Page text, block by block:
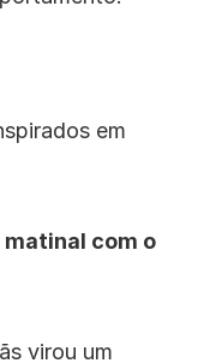
em
com o
virou um